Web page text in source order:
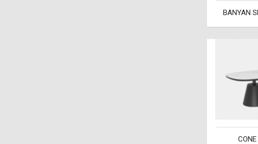
BANYAN